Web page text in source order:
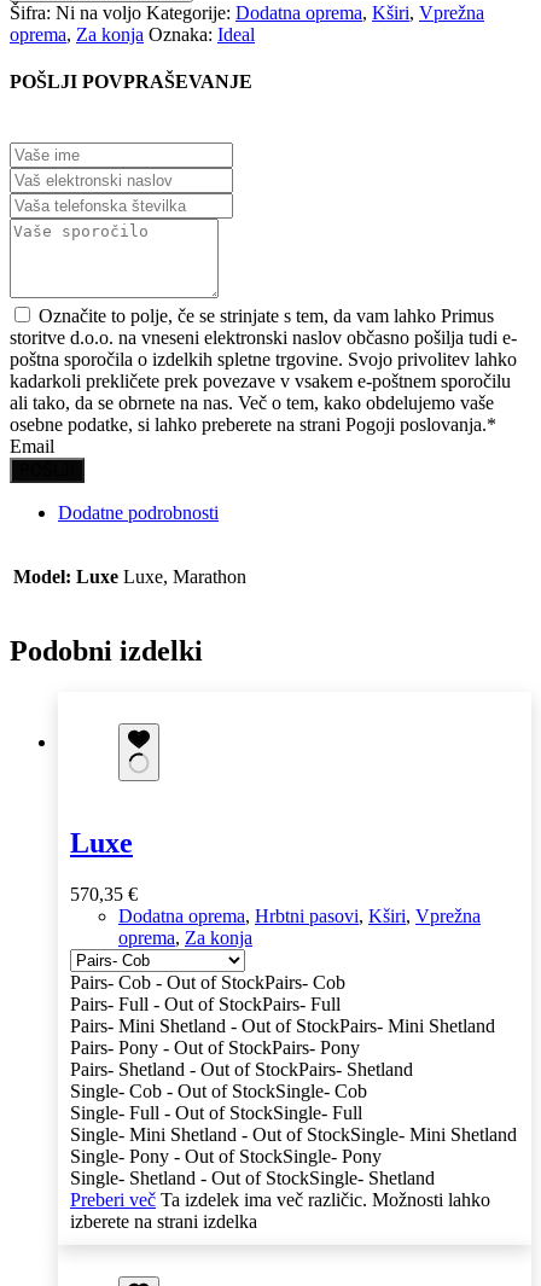
Šifra: Ni na voljo Kategorije: Dodatna oprema, Kširi, Vprežna
oprema, Za konja Oznaka: Ideal
POŠLJI POVPRAŠEVANJE
Označite to polje, če se strinjate s tem, da vam lahko Primus
storitve d.o.o. na vneseni elektronski naslov občasno pošilja tudi e-
poštna sporočila o izdelkih spletne trgovine. Svojo privolitev lahko
kadarkoli prekličete prek povezave v vsakem e-poštnem sporočilu
ali tako, da se obrnete na nas. Več o tem, kako obdelujemo vaše
osebne podatke, si lahko preberete na strani Pogoji poslovanja.*
Email
Dodatne podrobnosti
Model: Luxe Luxe, Marathon
Podobni izdelki
Luxe
570,35 €
Dodatna oprema, Hrbtni pasovi, Kširi, Vprežna
oprema, Za konja
Pairs- Cob - Out of StockPairs- Cob
Pairs- Full - Out of StockPairs- Full
Pairs- Mini Shetland - Out of StockPairs- Mini Shetland
Pairs- Pony - Out of StockPairs- Pony
Pairs- Shetland - Out of StockPairs- Shetland
Single- Cob - Out of StockSingle- Cob
Single- Full - Out of StockSingle- Full
Single- Mini Shetland - Out of StockSingle- Mini Shetland
Single- Pony - Out of StockSingle- Pony
Single- Shetland - Out of StockSingle- Shetland
Preberi več Ta izdelek ima več različic. Možnosti lahko
izberete na strani izdelka